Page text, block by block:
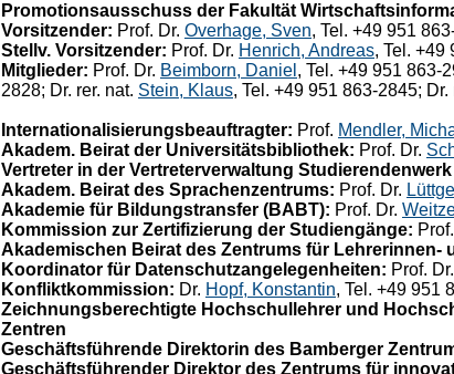
Promotionsausschuss der Fakultät
Vorsitzender: Prof. Dr. Overhage, Sven, Tel. +49 951
Stellv. Vorsitzender: Prof. Dr. Henrich, Andreas, Tel. +49
Mitglieder: Prof. Dr. Beimborn, Daniel , Tel. +49 951 863-
2828; Dr. rer. nat. Stein, Klaus, Tel. +49 951 863-2845; Dr.
Internationalisierungsbeauftragter: Prof. Mendler,
Akadem. Beirat der Universitätsbibliothek: Prof. Dr.
Vertreter in der Vertreterverwaltung
Akadem. Beirat des Sprachenzentrums: Prof. Dr.
Akademie für Bildungstransfer (BABT): Prof. Dr.
Kommission zur Zertifizierung der Studiengänge:
Akademischen Beirat des Zentrums für Lehrerinnen-
Koordinator für Datenschutzangelegenheiten: Prof. Dr.
Konfliktkommission: Dr. Hopf, Konstantin, Tel. +49 951
Zeichnungsberechtigte Hochschullehrer und
Zentren
Geschäftsführende Direktorin des Bamberger
Geschäftsführender Direktor des Zentrums für